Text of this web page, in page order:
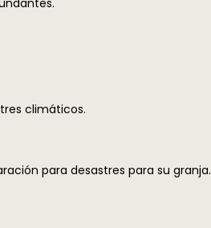
climáticos.
para desastres para su granja.